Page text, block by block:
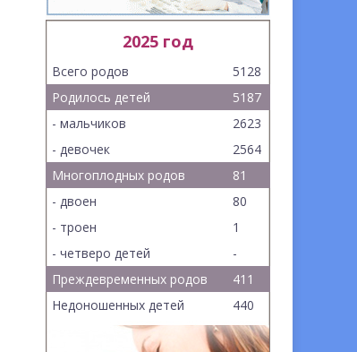
2025 год
Всего родов
5128
Родилось детей
5187
- мальчиков
2623
- девочек
2564
Многоплодных родов
81
- двоен
80
- троен
1
- четверо детей
-
Преждевременных родов
411
Недоношенных детей
440